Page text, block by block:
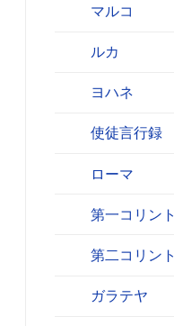
マルコ
ルカ
ヨハネ
使徒言行録
ローマ
第一コリント
第二コリント
ガラテヤ